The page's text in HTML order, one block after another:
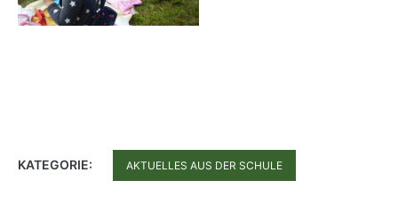
KATEGORIE: AKTUELLES AUS DER SCHULE